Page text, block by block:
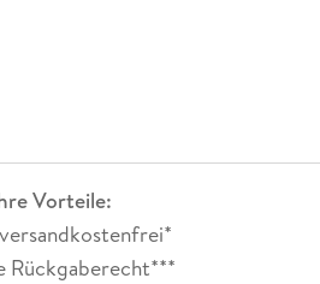
Vorteile:
Rückgaberecht***